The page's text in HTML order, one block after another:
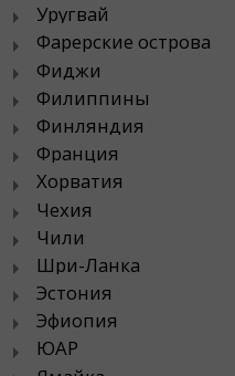
Уругвай
Фарерские острова
Фиджи
Филиппины
Финляндия
Франция
Хорватия
Чехия
Чили
Шри-Ланка
Эстония
Эфиопия
ЮАР